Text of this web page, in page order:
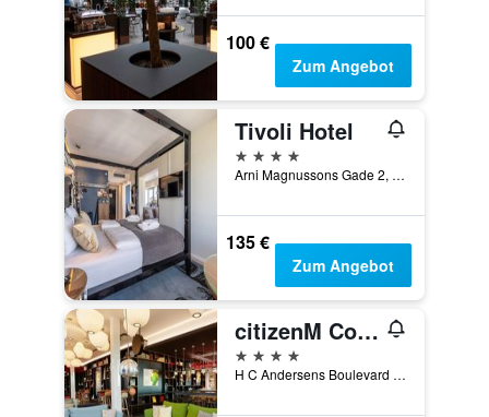
100 €
Zum Angebot
Tivoli Hotel
4 Sterne
Arni Magnussons Gade 2, Kopenhagen, Hovedstaden (Hauptstadtregion), Dänemark
135 €
Zum Angebot
citizenM Copenhagen Radhuspladsen
4 Sterne
H C Andersens Boulevard 12, Kopenhagen, Hovedstaden (Hauptstadtregion), Dänemark